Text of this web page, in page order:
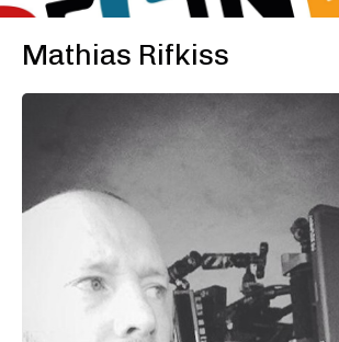
Mathias Rifkiss